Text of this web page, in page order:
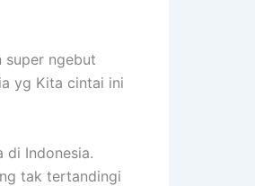
super ngebut
yg Kita cintai ini
di Indonesia.
tak tertandingi